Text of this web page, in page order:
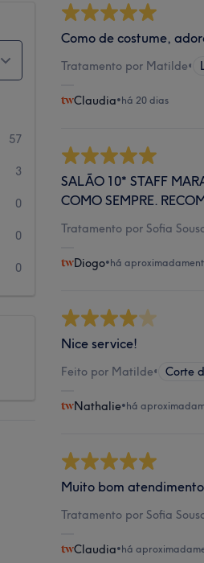
57
3
0
0
0
Como de costume,
Tratamento por Matilde•
Claudia•há 20 dias
SALÃO 10* STAFF
COMO SEMPRE.
Tratamento por Sofia
Diogo•há
Nice service!
Feito por Matilde• Corte
Nathalie•há
Muito bom
Tratamento por Sofia
Claudia•há